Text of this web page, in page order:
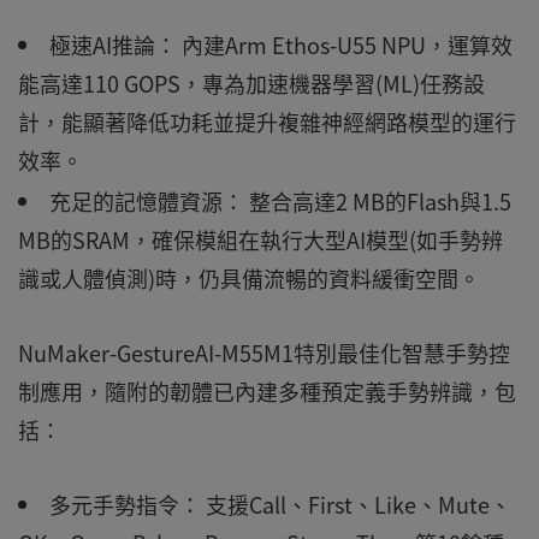
極速AI推論： 內建Arm Ethos-U55 NPU，運算效
能高達110 GOPS，專為加速機器學習(ML)任務設
計，能顯著降低功耗並提升複雜神經網路模型的運行
效率。
充足的記憶體資源： 整合高達2 MB的Flash與1.5
MB的SRAM，確保模組在執行大型AI模型(如手勢辨
識或人體偵測)時，仍具備流暢的資料緩衝空間。
NuMaker-GestureAI-M55M1特別最佳化智慧手勢控
制應用，隨附的韌體已內建多種預定義手勢辨識，包
括：
多元手勢指令： 支援Call、First、Like、Mute、